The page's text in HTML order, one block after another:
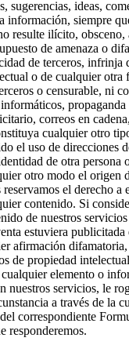
sugerencias, ideas,
información, siempre
resulte ilícito, obsceno,
de amenaza o
de terceros, infrinja
o de cualquier otra
o censurable, ni
correos en
cualquier otro
el uso de direcciones
de otra persona
otro modo el origen
el derecho a
contenido. Si
de nuestros
estuviera publicitada
afirmación difamatoria,
de propiedad
elemento o
nuestros servicios, le
a través de la
correspondiente
responderemos.